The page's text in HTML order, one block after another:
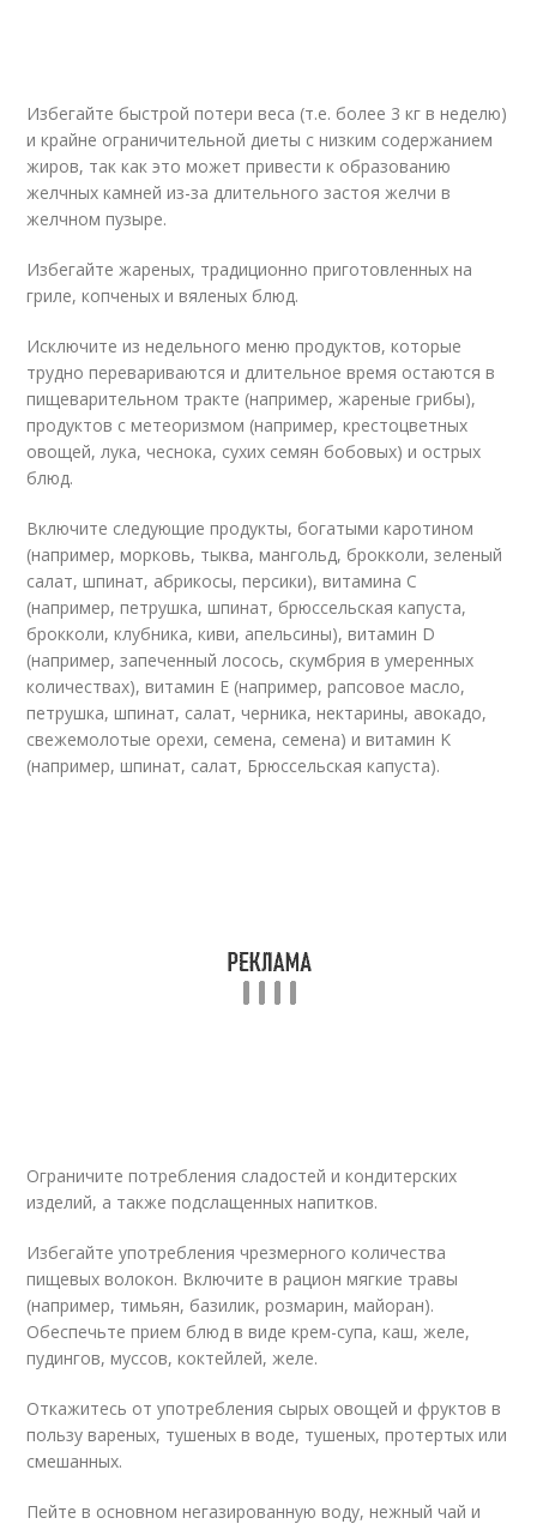
Избегайте быстрой потери веса (т.е. более 3 кг в неделю)
и крайне ограничительной диеты с низким содержанием
жиров, так как это может привести к образованию
желчных камней из-за длительного застоя желчи в
желчном пузыре.
Избегайте жареных, традиционно приготовленных на
гриле, копченых и вяленых блюд.
Исключите из недельного меню продуктов, которые
трудно перевариваются и длительное время остаются в
пищеварительном тракте (например, жареные грибы),
продуктов с метеоризмом (например, крестоцветных
овощей, лука, чеснока, сухих семян бобовых) и острых
блюд.
Включите следующие продукты, богатыми каротином
(например, морковь, тыква, мангольд, брокколи, зеленый
салат, шпинат, абрикосы, персики), витамина С
(например, петрушка, шпинат, брюссельская капуста,
брокколи, клубника, киви, апельсины), витамин D
(например, запеченный лосось, скумбрия в умеренных
количествах), витамин E (например, рапсовое масло,
петрушка, шпинат, салат, черника, нектарины, авокадо,
свежемолотые орехи, семена, семена) и витамин K
(например, шпинат, салат, Брюссельская капуста).
Ограничите потребления сладостей и кондитерских
изделий, а также подслащенных напитков.
Избегайте употребления чрезмерного количества
пищевых волокон. Включите в рацион мягкие травы
(например, тимьян, базилик, розмарин, майоран).
Обеспечьте прием блюд в виде крем-супа, каш, желе,
пудингов, муссов, коктейлей, желе.
Откажитесь от употребления сырых овощей и фруктов в
пользу вареных, тушеных в воде, тушеных, протертых или
смешанных.
Пейте в основном негазированную воду, нежный чай и